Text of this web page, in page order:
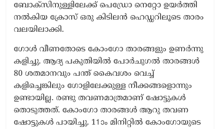
ബോക്സിനുള്ളിലേക്ക് പെഡ്രോ നെറ്റോ ഉയർത്തി
നൽകിയ ക്രോസ് ഒരു കിടിലൻ ഹെഡ്ഡറിലൂടെ താരം
വലയിലാക്കി.
ഗോൾ വീണതോടെ കോംഗോ താരങ്ങളും ഉണർന്നു
കളിച്ചു. ആദ്യ പകുതിയിൽ പോർചുഗൽ താരങ്ങൾ
80 ശതമാനവും പന്ത് കൈവശം വെച്ച്
കളിച്ചെങ്കിലും ഗോളിലേക്കുള്ള നീക്കങ്ങളൊന്നും
ഉണ്ടായില്ല. രണ്ടു തവണമാത്രമാണ് ഷോട്ടുകൾ
തൊടുത്തത്. കോംഗോ താരങ്ങൾ ആറു തവണ
ഷോട്ടുകൾ പായിച്ചു. 11ാം മിനിറ്റിൽ കോംഗോയുടെ